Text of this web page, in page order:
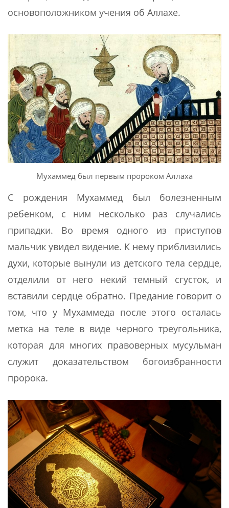
основоположником учения об Аллахе.
Мухаммед был первым пророком Аллаха
С рождения Мухаммед был болезненным
ребенком, с ним несколько раз случались
припадки. Во время одного из приступов
мальчик увидел видение. К нему приблизились
духи, которые вынули из детского тела сердце,
отделили от него некий темный сгусток, и
вставили сердце обратно. Предание говорит о
том, что у Мухаммеда после этого осталась
метка на теле в виде черного треугольника,
которая для многих правоверных мусульман
служит доказательством богоизбранности
пророка.